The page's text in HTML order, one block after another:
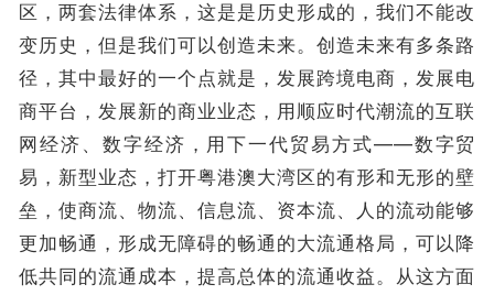
区，两套法律体系，这是是历史形成的，我们不能改
变历史，但是我们可以创造未来。创造未来有多条路
径，其中最好的一个点就是，发展跨境电商，发展电
商平台，发展新的商业业态，用顺应时代潮流的互联
网经济、数字经济，用下一代贸易方式——数字贸
易，新型业态，打开粤港澳大湾区的有形和无形的壁
垒，使商流、物流、信息流、资本流、人的流动能够
更加畅通，形成无障碍的畅通的大流通格局，可以降
低共同的流通成本，提高总体的流通收益。从这方面